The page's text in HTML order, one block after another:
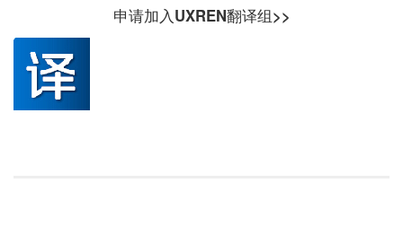
申请加入UXREN翻译组>>